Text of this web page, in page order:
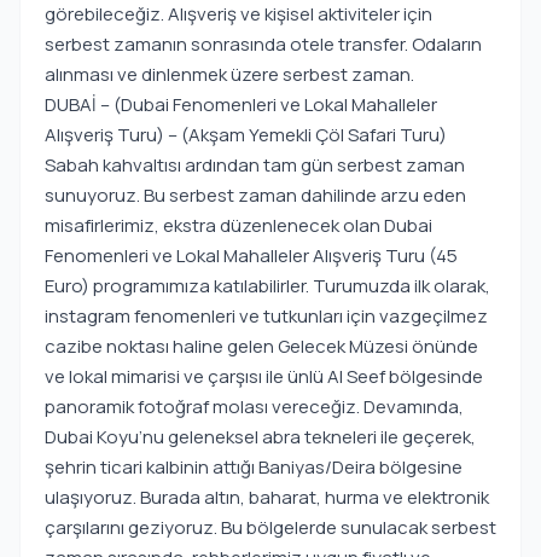
görebileceğiz. Alışveriş ve kişisel aktiviteler için
serbest zamanın sonrasında otele transfer. Odaların
alınması ve dinlenmek üzere serbest zaman.
DUBAİ – (Dubai Fenomenleri ve Lokal Mahalleler
Alışveriş Turu) – (Akşam Yemekli Çöl Safari Turu)
Sabah kahvaltısı ardından tam gün serbest zaman
sunuyoruz. Bu serbest zaman dahilinde arzu eden
misafirlerimiz, ekstra düzenlenecek olan Dubai
Fenomenleri ve Lokal Mahalleler Alışveriş Turu (45
Euro) programımıza katılabilirler. Turumuzda ilk olarak,
instagram fenomenleri ve tutkunları için vazgeçilmez
cazibe noktası haline gelen Gelecek Müzesi önünde
ve lokal mimarisi ve çarşısı ile ünlü Al Seef bölgesinde
panoramik fotoğraf molası vereceğiz. Devamında,
Dubai Koyu’nu geleneksel abra tekneleri ile geçerek,
şehrin ticari kalbinin attığı Baniyas/Deira bölgesine
ulaşıyoruz. Burada altın, baharat, hurma ve elektronik
çarşılarını geziyoruz. Bu bölgelerde sunulacak serbest